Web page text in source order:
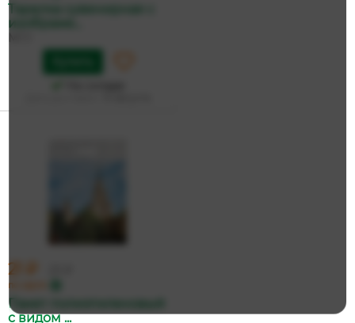
Тарелка сувенирная с
изображе...
21 ₽
по карте
Пакет полиэтиленовый
с видом ...